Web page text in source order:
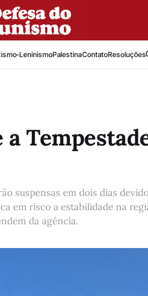
LeninismoPalestinaContatoResoluções
suspensas em dois dias
em risco a estabilidade na
da agência.